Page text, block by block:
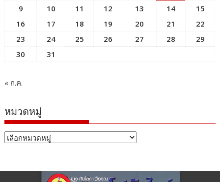
9
10 11 12 13 14
15
16
17 18 19 20 21
22
23
24 25 26 27 28
29
30
31
« ก.ค.
หมวดหมู่
หมวด